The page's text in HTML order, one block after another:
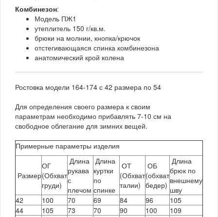
Комбинезон:
Модель ПЖ1
утеплитель 150 г/кв.м.
брюки на молнии, кнопка/крючок
отстегивающаяся спинка комбинезона
анатомический крой колена
Ростовка модели 164-174 с 42 размера по 54
Для определения своего размера к своим
параметрам необходимо прибавлять 7-10 см на
свободное облегание для зимних вещей.
Примерные параметры изделия
Размер
ОГ
(Обхват
груди)
Длина
рукава
с
плечом
Длина
куртки
по
спинке
ОТ
(Обхват
талии)
ОБ
(обхват
бедер)
Длина
брюк по
внешнему
шву
42
100 70 69 84 96
105
44
105 73 70 90 100
109